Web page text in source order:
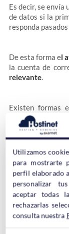
Es decir, se envía
de datos si la
responda
De esta forma el
la cuenta de
relevante.
Existen formas
antes de que
vulnerabilidad,
de parcheadas
by CleanTalk
Utilizamos
para mostrarte
perfil elaborado
personalizar
aceptar todas
rechazarlas
consulta nuestra